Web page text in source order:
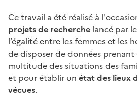
Ce travail a été réalisé à
projets de recherche lancé par
l’égalité entre les femmes et les
de disposer de données
multitude des situations des
et pour établir un état des lieux
vécues.